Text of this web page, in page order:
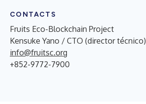
CONTACTS
Fruits Eco-Blockchain Project
Kensuke Yano / CTO (director técnico)
info@fruitsc.org
+852-9772-7900